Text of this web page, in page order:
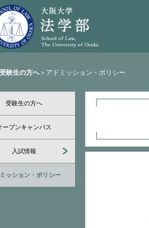
受験生の方へ＞アドミッション・ポリシー
受験生の方へ
ープンキャンパス
入試情報
ッション・ポリシー